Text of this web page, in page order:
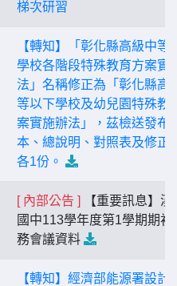
梯次研習
【轉知】「彰化縣高級中等
學校各階段特殊教育方案實
法」名稱修正為「彰化縣高
等以下學校及幼兒園特殊教
案實施辦法」，茲檢送發布
本、總說明、對照表及修正
各1份。
[ 內部公告 ]
【重要訊息】溪
國中113學年度第1學期期初
務會議資料
【轉知】經濟部能源署設計